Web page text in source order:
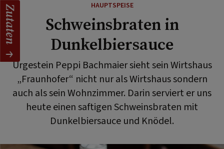
HAUPTSPEISE
Schweinsbraten in
Dunkelbiersauce
Urgestein Peppi Bachmaier sieht sein Wirtshaus
„Fraunhofer“ nicht nur als Wirtshaus sondern
auch als sein Wohnzimmer. Darin serviert er uns
heute einen saftigen Schweinsbraten mit
Dunkelbiersauce und Knödel.
Zutaten